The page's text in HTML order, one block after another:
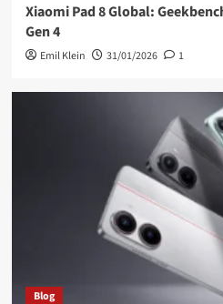
Xiaomi Pad 8 Global:
Gen 4
Emil Klein 31/01/2026 1
Blog